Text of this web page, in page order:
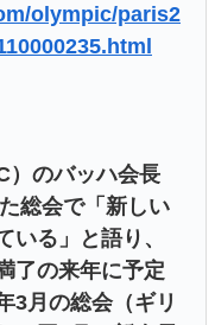
olympic/paris2
）のバッハ会長
総会で「新しい
いる」と語り、
了の来年に予定
3月の総会（ギリ